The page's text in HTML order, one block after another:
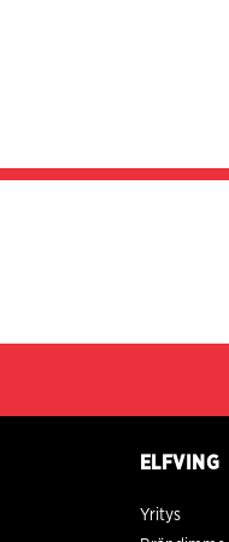
ELFVING
Yritys